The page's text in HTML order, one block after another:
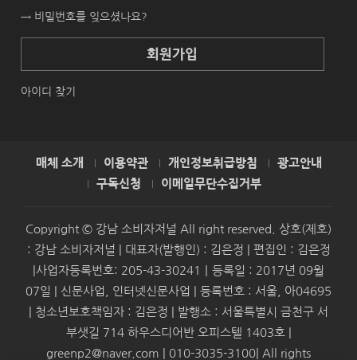
→ 비밀번호를 잊으셨나요?
회원가입
아이디 찾기
매체 소개 이용약관 개인정보취급방침
광고안내
구독신청
이메일무단수집거부
Copyright © 강남 소비자저널 All right reserved. 상호(제호)
: 강남 소비자저널 | 대표자(발행인) : 김은정 | 편집인 : 김은정
|사업자등록번호: 205-43-30241｜등록일 : 2017년 09월
07일 | 신문사업, 인터넷신문사업 | 등록번호 : 서울, 아04695
| 청소년보호책임자 : 김은정 | 발행소 : 서울특별시 금천구 서
부샛길 714 하우스디어반 오피스텔 1403호 |
greenp2@naver.com | 010-3035-3100| All rights